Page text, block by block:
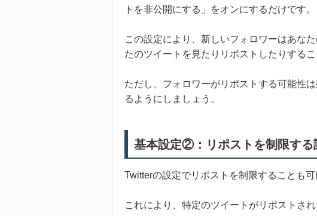
トを非公開にする」をオンにするだけです。
この設定により、新しいフォロワーはあな
たのツイートを見たりリポストしたりするこ
ただし、フォロワーがリポストする可能性
るようにしましょう。
基本設定②：リポストを制限する
Twitterの設定でリポストを制限することも可
これにより、特定のツイートがリポストさ